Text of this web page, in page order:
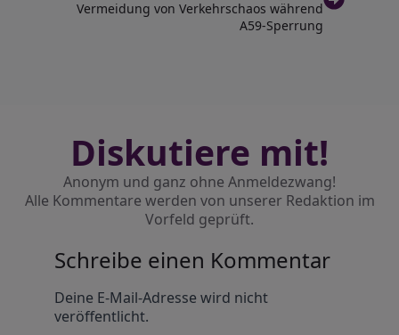
Vermeidung von Verkehrschaos während
A59-Sperrung
Diskutiere mit!
Anonym und ganz ohne Anmeldezwang!
Alle Kommentare werden von unserer Redaktion im
Vorfeld geprüft.
Schreibe einen Kommentar
Deine E-Mail-Adresse wird nicht
veröffentlicht.